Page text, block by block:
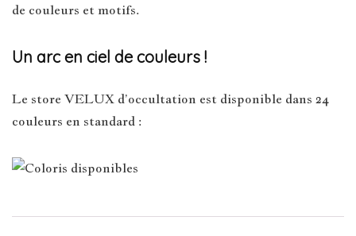
de couleurs et motifs.
Un arc en ciel de couleurs !
Le store VELUX d’occultation est disponible dans 24
couleurs en standard :